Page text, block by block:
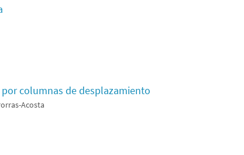
columnas de desplazamiento
Acosta